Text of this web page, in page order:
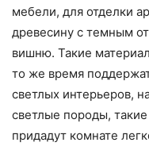
мебели, для отделки
древесину с темным
вишню. Такие
то же время
светлых интерьеров,
светлые породы,
придадут комнате